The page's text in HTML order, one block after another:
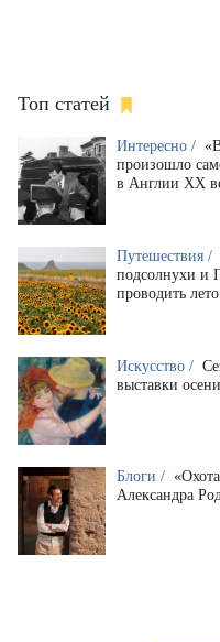
Топ статей
Интересно /
произошло
в Англии XX
Путешествия /
подсолнухи и
проводить лето
Искусство /
выставки
Блоги /
Александра